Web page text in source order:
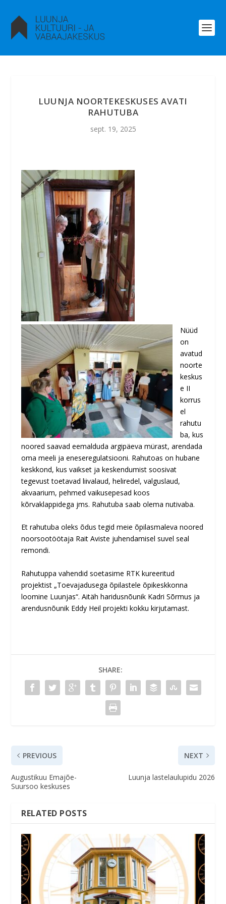
LUUNJA NOORTEKESKUSES AVATI
RAHUTUBA
sept. 19, 2025
Nüüd
on
avatud
noorte
keskus
e II
korrus
el
rahutu
ba, kus
noored saavad eemalduda argipäeva mürast, arendada
oma meeli ja eneseregulatsiooni. Rahutoas on hubane
keskkond, kus vaikset ja keskendumist soosivat
tegevust toetavad liivalaud, heliredel, valguslaud,
akvaarium, pehmed vaikusepesad koos
kõrvaklappidega jms. Rahutuba saab olema nutivaba.
Et rahutuba oleks õdus tegid meie õpilasmaleva noored
noorsootöötaja Rait Aviste juhendamisel suvel seal
remondi.
Rahutuppa vahendid soetasime RTK kureeritud
projektist „Toevajadusega õpilastele õpikeskkonna
loomine Luunjas“. Aitäh haridusnõunik Kadri Sõrmus ja
arendusnõunik Eddy Heil projekti kokku kirjutamast.
SHARE:
PREVIOUS
Augustikuu Emajõe-
Suursoo keskuses
NEXT
Luunja lastelaulupidu 2026
RELATED POSTS